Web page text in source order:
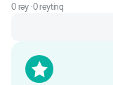
0rəy ·0reytinq